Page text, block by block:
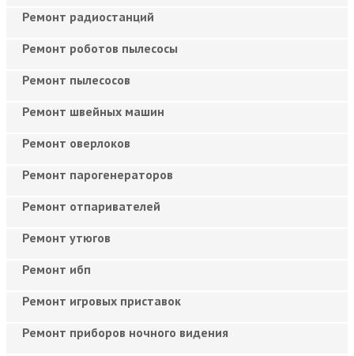
Ремонт радиостанций
Ремонт роботов пылесосы
Ремонт пылесосов
Ремонт швейных машин
Ремонт оверлоков
Ремонт парогенераторов
Ремонт отпаривателей
Ремонт утюгов
Ремонт ибп
Ремонт игровых приставок
Ремонт приборов ночного видения